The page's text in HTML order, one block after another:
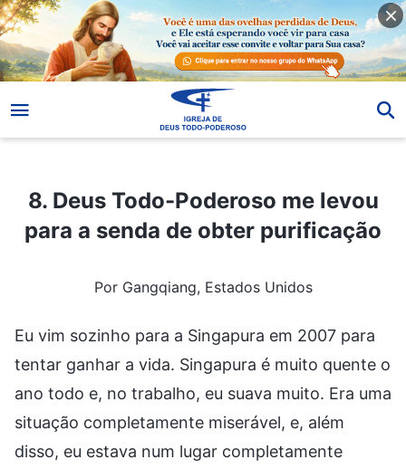
8. Deus Todo-Poderoso me levou
para a senda de obter purificação
Por Gangqiang, Estados Unidos
Eu vim sozinho para a Singapura em 2007 para
tentar ganhar a vida. Singapura é muito quente o
ano todo e, no trabalho, eu suava muito. Era uma
situação completamente miserável, e, além
disso, eu estava num lugar completamente